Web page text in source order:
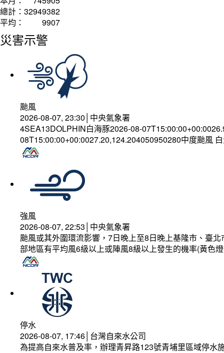
總計： 32949382
平均：
9907
災害示警
颱風
2026-08-07, 23:30│中央氣象署
4SEA13DOLPHIN白海豚2026-08-
08T15:00:00+00:0027.20,124.204050950280中度颱風
強風
2026-08-07, 22:53│中央氣象署
颱風或其外圍環流影響，7日晚上至8日晚上基隆市、臺
部地區有平均風6級以上或陣風8級以上發生的機率(黃色
停水
2026-08-07, 17:46│台灣自來水公司
為提高自來水普及率，辦理青昇路123號青埔里區域停水